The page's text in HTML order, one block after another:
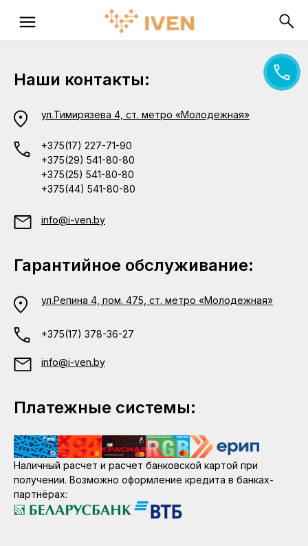
Наши контакты:
ул.Тимирязева 4, ст. метро «Молодежная»
+375(17) 227-71-90
+375(29) 541-80-80
+375(25) 541-80-80
+375(44) 541-80-80
info@i-ven.by
Гарантийное обслуживание:
ул.Репина 4, пом. 475, ст. метро «Молодежная»
+375(17) 378-36-27
info@i-ven.by
Платежные системы:
Наличный расчет и расчет банковской картой при
получении. Возможно оформление кредита в банках-
партнёрах: